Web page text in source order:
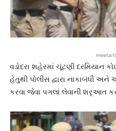
વડોદરા શહેરમાં ચૂંટણી દરમિયાન
હેતુથી પોલીસ દ્વારા નાકાબંધી
કરવા જેવા પગલાં લેવાની શરૃઆત